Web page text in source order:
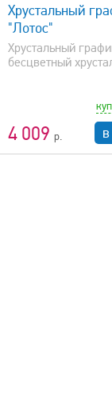
Хрустальный
"Лотос"
Хрустальный
бесцветный
4 009